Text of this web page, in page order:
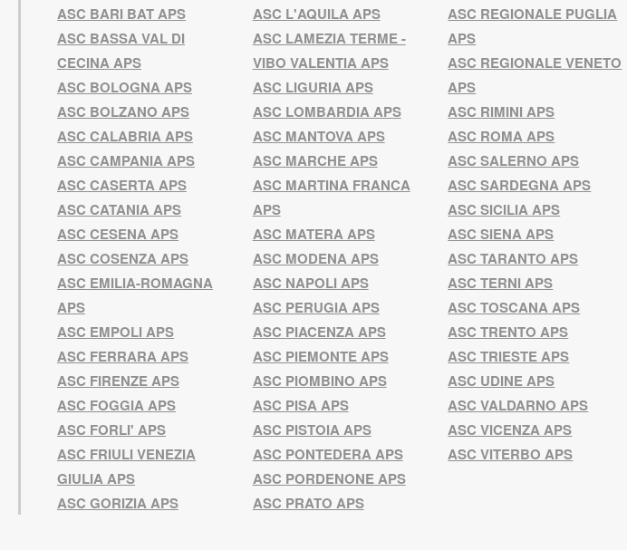
ASC BARI BAT APS
ASC BASSA VAL DI
CECINA APS
ASC BOLOGNA APS
ASC BOLZANO APS
ASC CALABRIA APS
ASC CAMPANIA APS
ASC CASERTA APS
ASC CATANIA APS
ASC CESENA APS
ASC COSENZA APS
ASC EMILIA-ROMAGNA
APS
ASC EMPOLI APS
ASC FERRARA APS
ASC FIRENZE APS
ASC FOGGIA APS
ASC FORLI' APS
ASC FRIULI VENEZIA
GIULIA APS
ASC GORIZIA APS
ASC L'AQUILA APS
ASC LAMEZIA TERME -
VIBO VALENTIA APS
ASC LIGURIA APS
ASC LOMBARDIA APS
ASC MANTOVA APS
ASC MARCHE APS
ASC MARTINA FRANCA
APS
ASC MATERA APS
ASC MODENA APS
ASC NAPOLI APS
ASC PERUGIA APS
ASC PIACENZA APS
ASC PIEMONTE APS
ASC PIOMBINO APS
ASC PISA APS
ASC PISTOIA APS
ASC PONTEDERA APS
ASC PORDENONE APS
ASC PRATO APS
ASC REGIONALE PUGLIA
APS
ASC REGIONALE VENETO
APS
ASC RIMINI APS
ASC ROMA APS
ASC SALERNO APS
ASC SARDEGNA APS
ASC SICILIA APS
ASC SIENA APS
ASC TARANTO APS
ASC TERNI APS
ASC TOSCANA APS
ASC TRENTO APS
ASC TRIESTE APS
ASC UDINE APS
ASC VALDARNO APS
ASC VICENZA APS
ASC VITERBO APS